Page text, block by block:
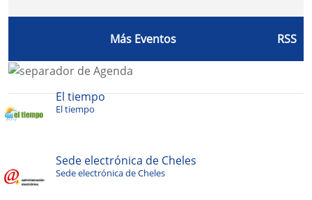
Más Eventos RSS
El tiempo
El tiempo
Sede electrónica de Cheles
Sede electrónica de Cheles